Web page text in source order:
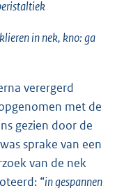
in nek, kno: ga
verergerd
met de
gezien door de
sprake van een
van de nek
“in gespannen